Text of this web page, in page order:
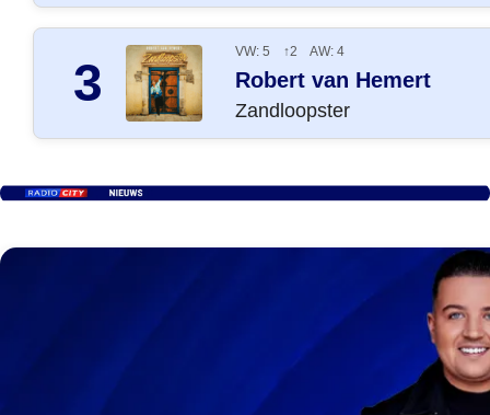
3
VW: 5 ↑2 AW: 4
Robert van Hemert
Zandloopster